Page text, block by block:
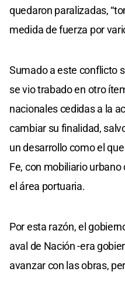
quedaron paralizadas,
medida de fuerza por
Sumado a este conflicto
se vio trabado en otro
nacionales cedidas a la
cambiar su finalidad,
un desarrollo como el
Fe, con mobiliario
el área portuaria.
Por esta razón, el
aval de Nación -era
avanzar con las obras,